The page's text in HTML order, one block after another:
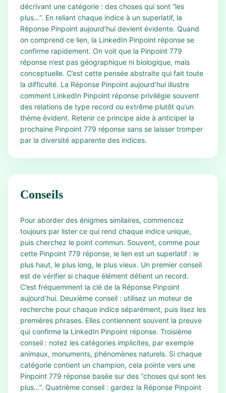
décrivant une catégorie : des choses qui sont “les
plus…”. En reliant chaque indice à un superlatif, la
Réponse Pinpoint aujourd’hui devient évidente. Quand
on comprend ce lien, la LinkedIn Pinpoint réponse se
confirme rapidement. On voit que la Pinpoint 779
réponse n’est pas géographique ni biologique, mais
conceptuelle. C’est cette pensée abstraite qui fait toute
la difficulté. La Réponse Pinpoint aujourd’hui illustre
comment LinkedIn Pinpoint réponse privilégie souvent
des relations de type record ou extrême plutôt qu’un
thème évident. Retenir ce principe aide à anticiper la
prochaine Pinpoint 779 réponse sans se laisser tromper
par la diversité apparente des indices.
Conseils
Pour aborder des énigmes similaires, commencez
toujours par lister ce qui rend chaque indice unique,
puis cherchez le point commun. Souvent, comme pour
cette Pinpoint 779 réponse, le lien est un superlatif : le
plus haut, le plus long, le plus vieux. Un premier conseil
est de vérifier si chaque élément détient un record.
C’est fréquemment la clé de la Réponse Pinpoint
aujourd’hui. Deuxième conseil : utilisez un moteur de
recherche pour chaque indice séparément, puis lisez les
premières phrases. Elles contiennent souvent la preuve
qui confirme la LinkedIn Pinpoint réponse. Troisième
conseil : notez les catégories implicites, par exemple
animaux, monuments, phénomènes naturels. Si chaque
catégorie contient un champion, cela pointe vers une
Pinpoint 779 réponse basée sur des “choses qui sont les
plus…”. Quatrième conseil : gardez la Réponse Pinpoint